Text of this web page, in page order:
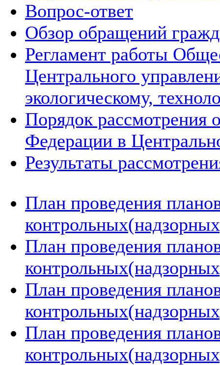
Вопрос-ответ
Обзор обращений
Регламент работы
Центрального
экологическому,
Порядок рассмотрения
Федерации в
Результаты
План проведения
План проведения
План проведения
План проведения